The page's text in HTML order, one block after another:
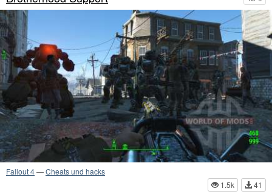
Fallout 4—Cheats und hacks
1.5k
41